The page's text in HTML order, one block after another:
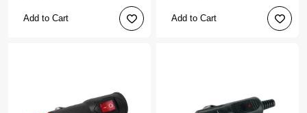
Add to Cart Add to Cart